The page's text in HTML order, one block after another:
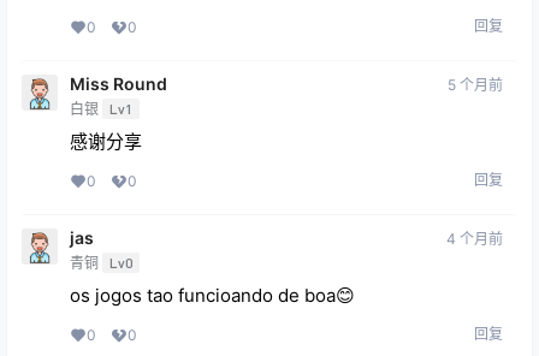
0 0 回复
Miss Round
白银 Lv1
5 个月前
感谢分享
0 0 回复
jas
青铜 Lv0
4 个月前
os jogos tao funcioando de boa😊
0 0 回复